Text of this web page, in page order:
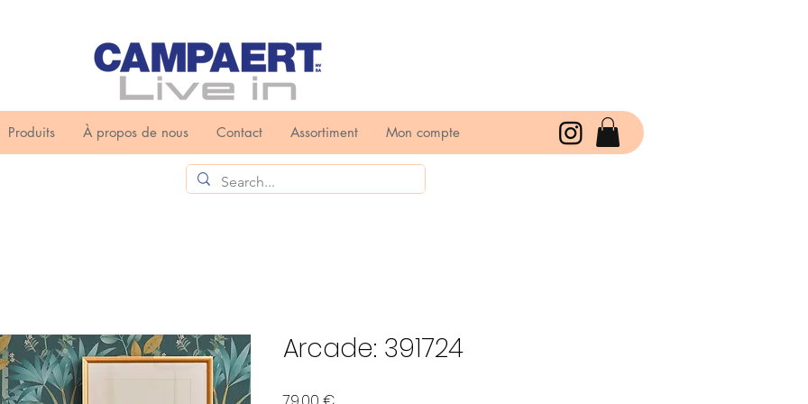
Produits À propos de nous Contact Assortiment Mon compte
Arcade: 391724